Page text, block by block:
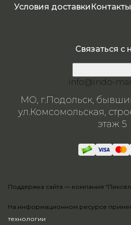
Условия доставки Контакты
На информационном ресурсе
технологии.
Связаться с
info@indo-
МО, г.Подольск,
ул.Комсомольская,
этаж 5
Поддержка сайта — компания